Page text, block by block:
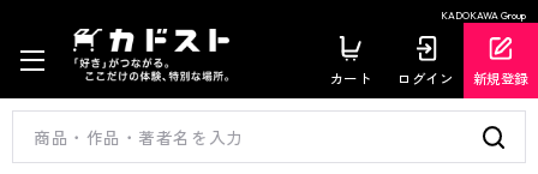
KADOKAWA Group
カート ログイン 新規登録